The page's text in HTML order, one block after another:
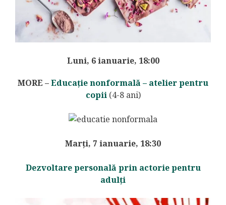
Luni, 6 ianuarie, 18:00
MORE –Educație nonformală – atelier pentru
copii(4-8 ani)
Marți, 7 ianuarie, 18:30
Dezvoltare personală prin actorie pentru
adulți